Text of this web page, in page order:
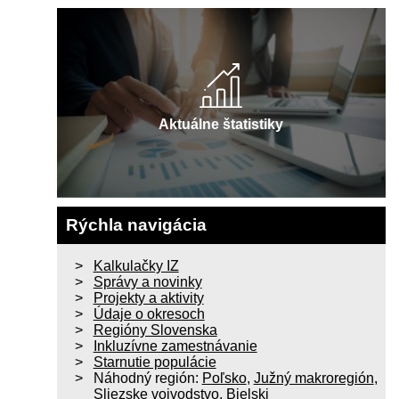
Aktuálne štatistiky
Rýchla navigácia
Kalkulačky IZ
Správy a novinky
Projekty a aktivity
Údaje o okresoch
Regióny Slovenska
Inkluzívne zamestnávanie
Starnutie populácie
Náhodný región: Poľsko, Južný makroregión,
Sliezske vojvodstvo, Bielski